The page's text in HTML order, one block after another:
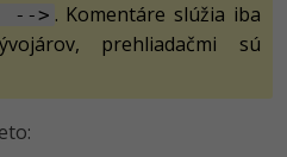
--> . Komentáre slúžia iba
prehliadačmi sú